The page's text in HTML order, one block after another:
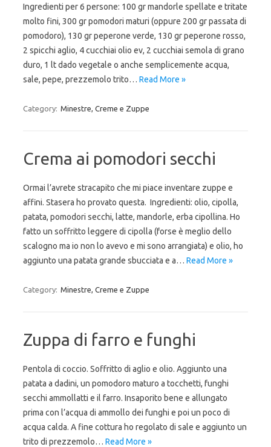
Ingredienti per 6 persone: 100 gr mandorle spellate e tritate
molto fini, 300 gr pomodori maturi (oppure 200 gr passata di
pomodoro), 130 gr peperone verde, 130 gr peperone rosso,
2 spicchi aglio, 4 cucchiai olio ev, 2 cucchiai semola di grano
duro, 1 lt dado vegetale o anche semplicemente acqua,
sale, pepe, prezzemolo trito… Read More »
Category: Minestre, Creme e Zuppe
Crema ai pomodori secchi
Ormai l’avrete stracapito che mi piace inventare zuppe e
affini. Stasera ho provato questa. Ingredienti: olio, cipolla,
patata, pomodori secchi, latte, mandorle, erba cipollina. Ho
fatto un soffritto leggere di cipolla (forse è meglio dello
scalogno ma io non lo avevo e mi sono arrangiata) e olio, ho
aggiunto una patata grande sbucciata e a… Read More »
Category: Minestre, Creme e Zuppe
Zuppa di farro e funghi
Pentola di coccio. Soffritto di aglio e olio. Aggiunto una
patata a dadini, un pomodoro maturo a tocchetti, funghi
secchi ammollatti e il farro. Insaporito bene e allungato
prima con l’acqua di ammollo dei funghi e poi un poco di
acqua calda. A fine cottura ho regolato di sale e aggiunto un
trito di prezzemolo… Read More »